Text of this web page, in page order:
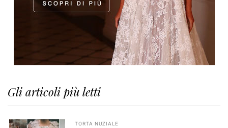
Gli articoli più letti
TORTA NUZIALE